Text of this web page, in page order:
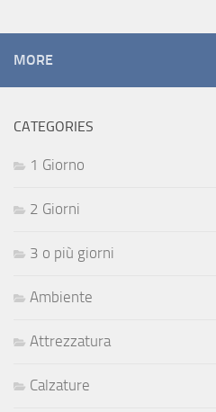
MORE
CATEGORIES
1 Giorno
2 Giorni
3 o più giorni
Ambiente
Attrezzatura
Calzature